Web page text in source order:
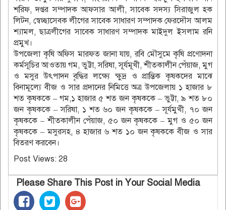
শরিফ, দপ্তর সম্পাদক আফসার আলী, সাবেক সদস্য সিরাজুল হক
লিটন, স্বেচ্ছাসেবক লীগের সাবেক সাধারণ সম্পাদক ফেরদৌস আলম
শ্যামল, ছাত্রলীগের সাবেক সাধারণ সম্পাদক মাইদুল ইসলাম রনি
প্রমুখ।
উপজেলা কৃষি অফিস মারফত জানা যায়, রবি মৌসুমে কৃষি প্রণোদনা
কর্মসূচির আওতায় গম, ভুট্টা, সরিষা, সূর্যমূখী, শীতকালীন পেঁয়াজ, মুগ
ও মসুর উৎপাদন বৃদ্ধির লক্ষ্যে ক্ষুদ্র ও প্রান্তিক কৃষকদের মাঝে
বিনামূল্যে বীজ ও সার প্রদানের নিমিত্তে অত্র উপজেলায় ১ হাজার ৮
শত কৃষককে – গম,১ হাজার ৫ শত জন কৃষককে – ভুট্টা, ৯ শত ৮০
জন কৃষককে – সরিষা, ১ শত ৬০ জন কৃষককে – সূর্যমুখী, ৭০ জন
কৃষককে – শীতকালীন পেঁয়াজ, ৫০ জন কৃষককে – মুগ ও ৫০ জন
কৃষককে – মসুরসহ, ৪ হাজার ৬ শত ১০ জন কৃষককে বীজ ও সার
বিতরণ করবেন।
Post Views: 28
Please Share This Post in Your Social Media